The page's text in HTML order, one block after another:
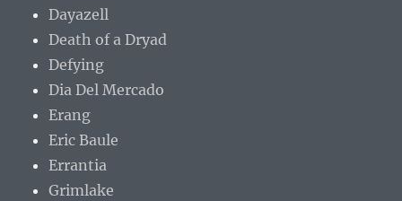
Dayazell
Death of a Dryad
Defying
Dia Del Mercado
Erang
Eric Baule
Errantia
Grimlake